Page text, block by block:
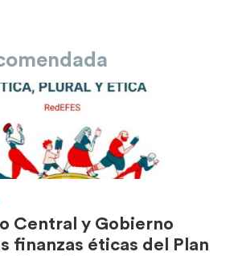
Central y Gobierno
finanzas éticas del Plan